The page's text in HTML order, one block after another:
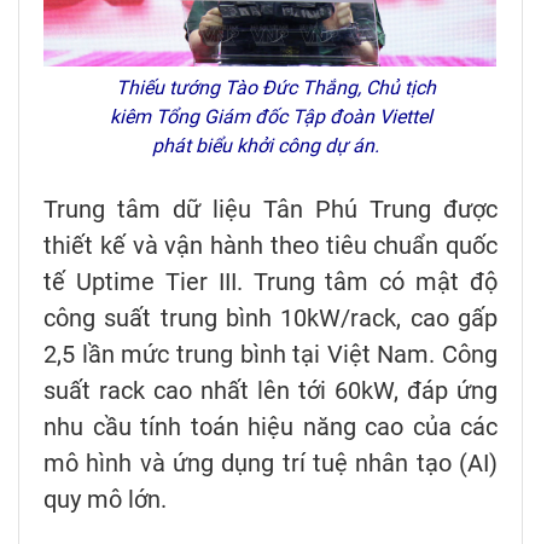
Thiếu tướng Tào Đức Thắng, Chủ tịch
kiêm Tổng Giám đốc Tập đoàn Viettel
phát biểu khởi công dự án.
Trung tâm dữ liệu Tân Phú Trung được
thiết kế và vận hành theo tiêu chuẩn quốc
tế Uptime Tier III. Trung tâm có mật độ
công suất trung bình 10kW/rack, cao gấp
2,5 lần mức trung bình tại Việt Nam. Công
suất rack cao nhất lên tới 60kW, đáp ứng
nhu cầu tính toán hiệu năng cao của các
mô hình và ứng dụng trí tuệ nhân tạo (AI)
quy mô lớn.